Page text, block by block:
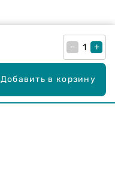
– +
Добавить в корзину